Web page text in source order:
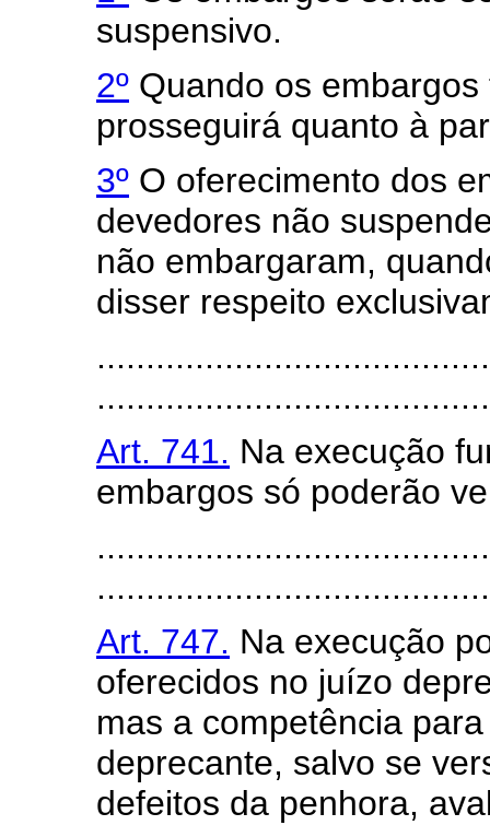
suspensivo.
2º Quando os
prosseguirá quanto à
3º O oferecimento dos
devedores não
não embargaram,
disser respeito
Art. 741. Na execução
embargos só poderão
Art. 747. Na execução
oferecidos no juízo
mas a competência
deprecante, salvo se
defeitos da penhora,